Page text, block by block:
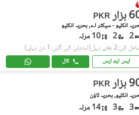
PKR
انکلیو - سیکٹر اے, بحریہ انکلیو
2
2 10 مرلہ
کی:2 ہفتے پہل (تبدیلی کی گئی:1 دن پہلے)
ایس ایم ایس کال
PKR
انکلیو, بحریہ ٹاؤن
3
3 14 مرلہ